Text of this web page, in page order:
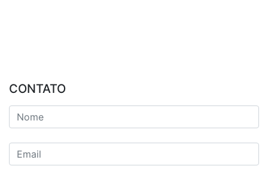
CONTATO